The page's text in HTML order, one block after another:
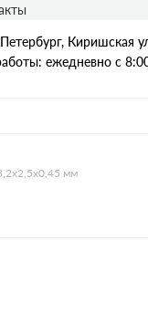
Киришская
ежедневно с
мм